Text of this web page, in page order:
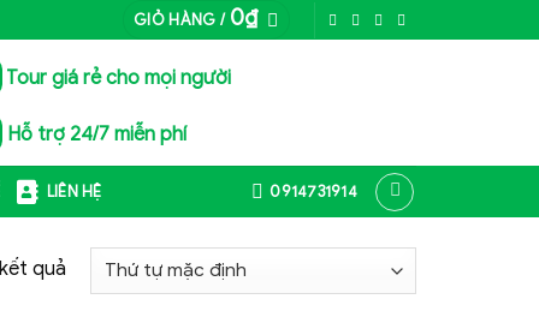
GIỎ HÀNG / 0₫
Tour giá rẻ cho mọi người
Hỗ trợ 24/7 miễn phí
LIÊN HỆ 0914731914
quả